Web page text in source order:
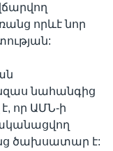
որևէ նոր
նահանգից
որ ԱՄՆ-ի
ծախսատար է: